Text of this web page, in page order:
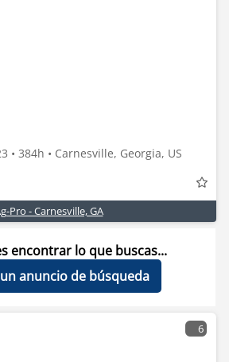
• 384h • Carnesville, Georgia, US
Pro - Carnesville, GA
encontrar lo que buscas...
anuncio de búsqueda
6